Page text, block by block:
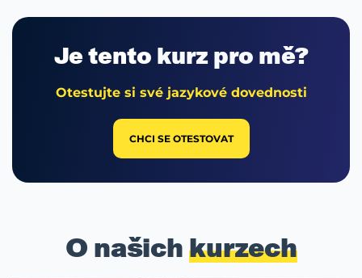
Je tento kurz pro mě?
Otestujte si své jazykové dovednosti
CHCI SE OTESTOVAT
O našich kurzech